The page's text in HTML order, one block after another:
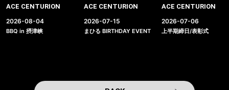
ACE CENTURION
2026-08-04
BBQ in 摂津峡
ACE CENTURION
2026-07-15
まひる BIRTHDAY EVENT
ACE CENTURION
2026-07-06
上半期締日/表彰式